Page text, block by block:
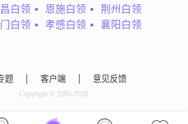
白领 恩施白领
荆州白领
白领 孝感白领 襄阳白领
题 客户端 意见反馈
Copyright © 2005-2026